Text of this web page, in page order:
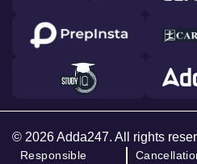
© 2026 Adda247. All rights
Responsible